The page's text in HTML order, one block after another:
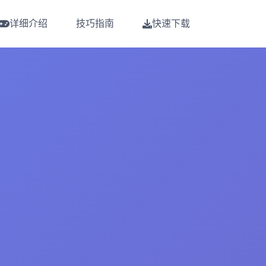
详细介绍 技巧指南 快速下载